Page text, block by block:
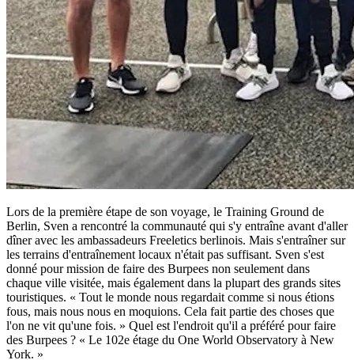
Lors de la première étape de son voyage, le Training Ground de
Berlin, Sven a rencontré la communauté qui s'y entraîne avant d'aller
dîner avec les ambassadeurs Freeletics berlinois. Mais s'entraîner sur
les terrains d'entraînement locaux n'était pas suffisant. Sven s'est
donné pour mission de faire des Burpees non seulement dans
chaque ville visitée, mais également dans la plupart des grands sites
touristiques. « Tout le monde nous regardait comme si nous étions
fous, mais nous nous en moquions. Cela fait partie des choses que
l'on ne vit qu'une fois. » Quel est l'endroit qu'il a préféré pour faire
des Burpees ? « Le 102e étage du One World Observatory à New
York. »